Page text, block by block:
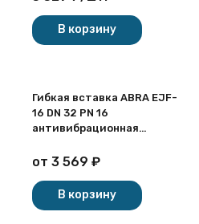
В корзину
Гибкая вставка ABRA EJF-
16 DN 32 PN 16
антивибрационная
от 3 569 ₽
В корзину